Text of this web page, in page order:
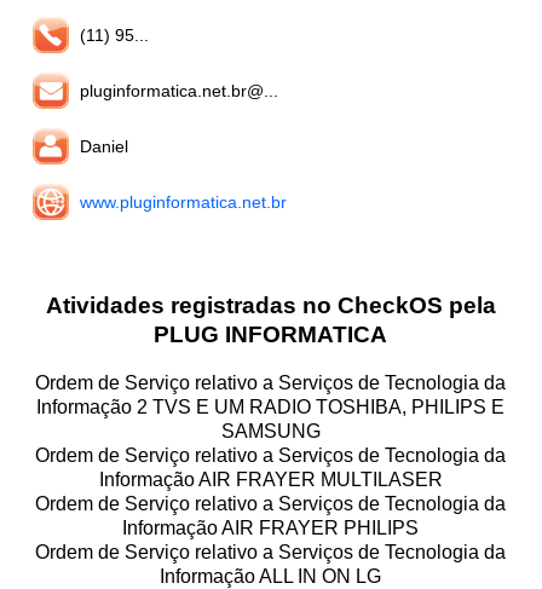
(11) 95...
pluginformatica.net.br@...
Daniel
www.pluginformatica.net.br
Atividades registradas no CheckOS pela
PLUG INFORMATICA
Ordem de Serviço relativo a Serviços de Tecnologia da
Informação 2 TVS E UM RADIO TOSHIBA, PHILIPS E
SAMSUNG
Ordem de Serviço relativo a Serviços de Tecnologia da
Informação AIR FRAYER MULTILASER
Ordem de Serviço relativo a Serviços de Tecnologia da
Informação AIR FRAYER PHILIPS
Ordem de Serviço relativo a Serviços de Tecnologia da
Informação ALL IN ON LG